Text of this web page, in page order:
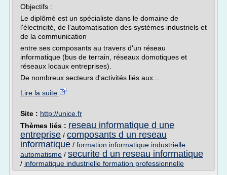
Objectifs :
Le diplômé est un spécialiste dans le domaine de
l'électricité, de l'automatisation des systèmes industriels et
de la communication
entre ses composants au travers d'un réseau
informatique (bus de terrain, réseaux domotiques et
réseaux locaux entreprises).
De nombreux secteurs d'activités liés aux...
Lire la suite
Site : http://unice.fr
Thèmes liés : reseau informatique d une
entreprise / composants d un reseau
informatique / formation informatique industrielle
automatisme / securite d un reseau informatique
/ informatique industrielle formation professionnelle